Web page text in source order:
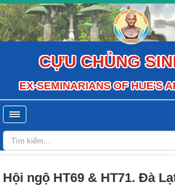
CỰU CHỦNG
EX-SEMINARIANS OF HUE'S
Hội ngộ HT69 & HT71. Đà